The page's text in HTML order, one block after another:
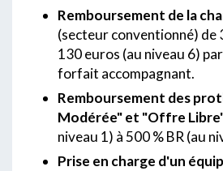
Remboursement de la
(secteur conventionné) de
130 euros (au niveau 6)
forfait accompagnant.
Remboursement des
Modérée" et "Offre
niveau 1) à 500 % BR (au
Prise en charge d'un